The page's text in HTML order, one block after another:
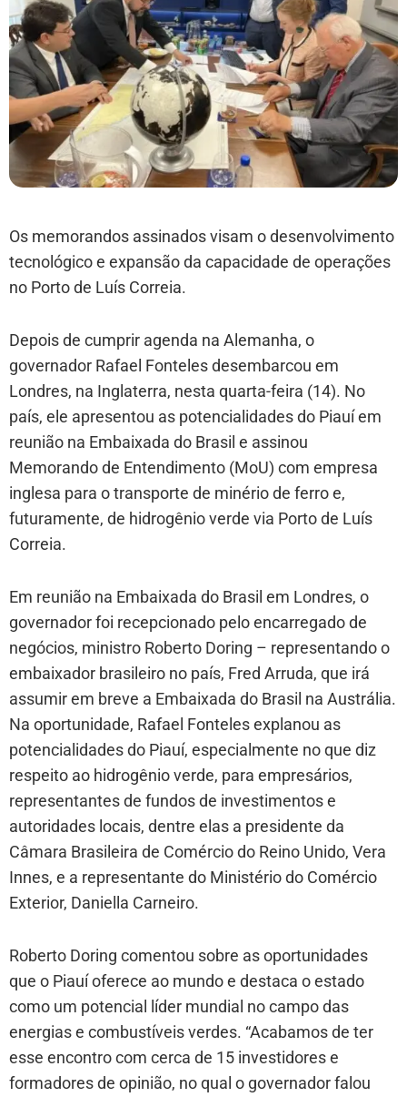
Os memorandos assinados visam o desenvolvimento
tecnológico e expansão da capacidade de operações
no Porto de Luís Correia.
Depois de cumprir agenda na Alemanha, o
governador Rafael Fonteles desembarcou em
Londres, na Inglaterra, nesta quarta-feira (14). No
país, ele apresentou as potencialidades do Piauí em
reunião na Embaixada do Brasil e assinou
Memorando de Entendimento (MoU) com empresa
inglesa para o transporte de minério de ferro e,
futuramente, de hidrogênio verde via Porto de Luís
Correia.
Em reunião na Embaixada do Brasil em Londres, o
governador foi recepcionado pelo encarregado de
negócios, ministro Roberto Doring – representando o
embaixador brasileiro no país, Fred Arruda, que irá
assumir em breve a Embaixada do Brasil na Austrália.
Na oportunidade, Rafael Fonteles explanou as
potencialidades do Piauí, especialmente no que diz
respeito ao hidrogênio verde, para empresários,
representantes de fundos de investimentos e
autoridades locais, dentre elas a presidente da
Câmara Brasileira de Comércio do Reino Unido, Vera
Innes, e a representante do Ministério do Comércio
Exterior, Daniella Carneiro.
Roberto Doring comentou sobre as oportunidades
que o Piauí oferece ao mundo e destaca o estado
como um potencial líder mundial no campo das
energias e combustíveis verdes. “Acabamos de ter
esse encontro com cerca de 15 investidores e
formadores de opinião, no qual o governador falou